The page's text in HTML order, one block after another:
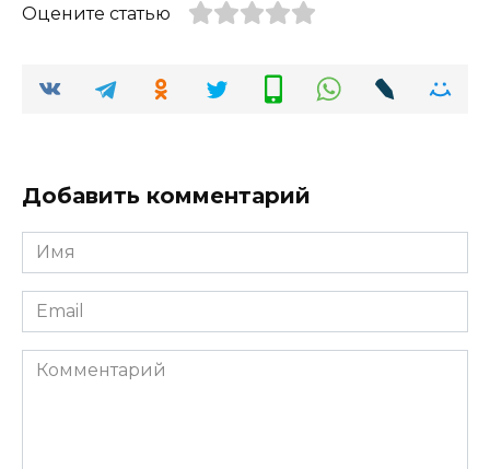
Оцените статью
Добавить комментарий
Имя
*
Email
*
Комментарий